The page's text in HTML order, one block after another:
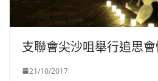
支聯會尖沙咀舉行追思
21/10/2017